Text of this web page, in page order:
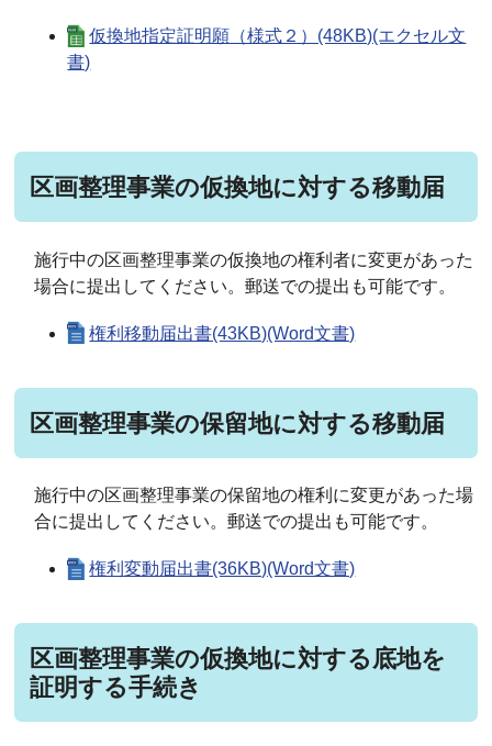
仮換地指定証明願（様式２）(48KB)(エクセル文
書)
区画整理事業の仮換地に対する移動届
施行中の区画整理事業の仮換地の権利者に変更があった
場合に提出してください。郵送での提出も可能です。
権利移動届出書(43KB)(Word文書)
区画整理事業の保留地に対する移動届
施行中の区画整理事業の保留地の権利に変更があった場
合に提出してください。郵送での提出も可能です。
権利変動届出書(36KB)(Word文書)
区画整理事業の仮換地に対する底地を
証明する手続き